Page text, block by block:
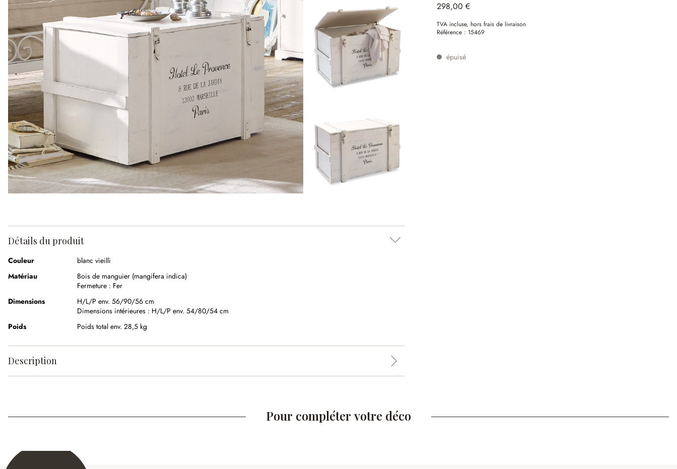
298,00 €
TVA incluse, hors frais de livraison
Référence : 15469
épuisé
Détails du produit
Couleur
blanc vieilli
Matériau
Bois de manguier (mangifera indica)
Fermeture : Fer
Dimensions
H/L/P env. 56/90/56 cm
Dimensions intérieures : H/L/P env. 54/80/54 cm
Poids
Poids total env. 28,5 kg
Description
Pour compléter votre déco